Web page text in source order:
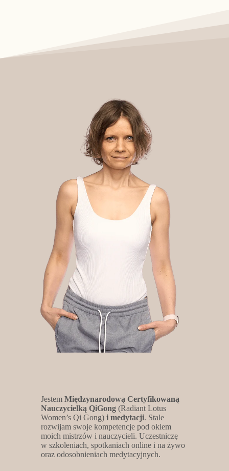
Jestem Międzynarodową Certyfikowaną
Nauczycielką QiGong (Radiant Lotus
Women’s Qi Gong) i medytacji. Stale
rozwijam swoje kompetencje pod okiem
moich mistrzów i nauczycieli. Uczestniczę
w szkoleniach, spotkaniach online i na żywo
oraz odosobnieniach medytacyjnych.